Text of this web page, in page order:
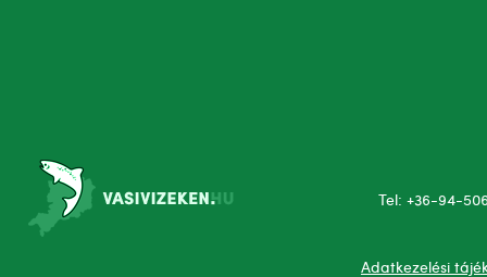
Tel: +36-94-
Adatkezelési